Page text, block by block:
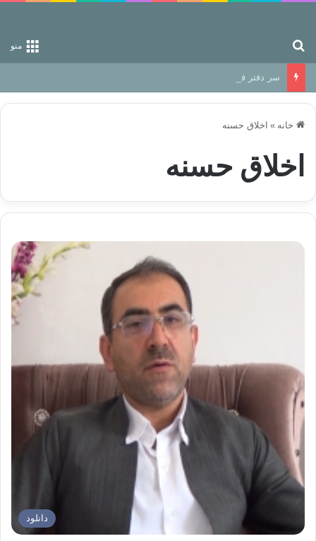
منو
سر دفتر فساد در زمین‌، دوری وکناره‌گیری از راه خداست‌!
خانه » اخلاق حسنه
اخلاق حسنه
دانلود